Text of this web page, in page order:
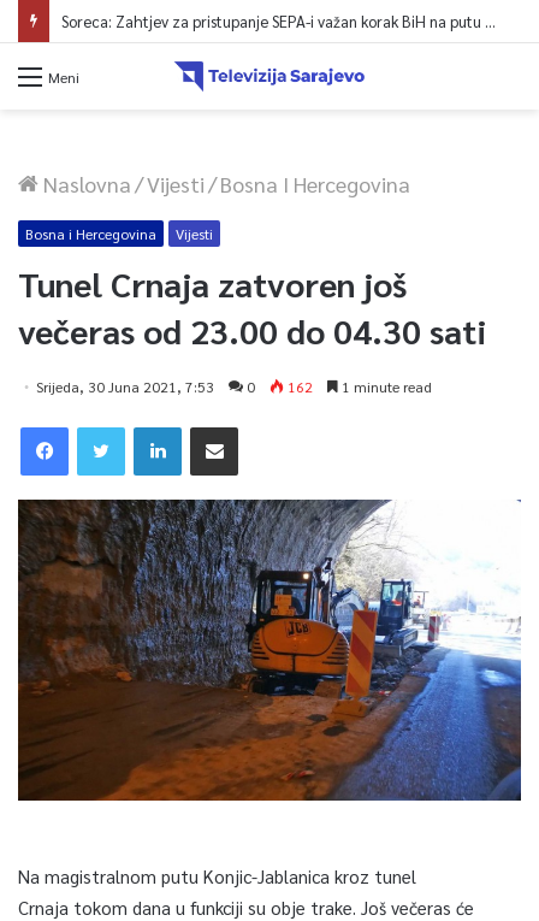
Soreca: Zahtjev za pristupanje SEPA-i važan korak BiH na putu ka EU
Meni
Naslovna/Vijesti/Bosna I Hercegovina
Bosna i Hercegovina Vijesti
Tunel Crnaja zatvoren još
večeras od 23.00 do 04.30 sati
Srijeda, 30 Juna 2021, 7:53 0 162 1 minute read
Na magistralnom putu Konjic-Jablanica kroz tunel
Crnaja tokom dana u funkciji su obje trake. Još večeras će